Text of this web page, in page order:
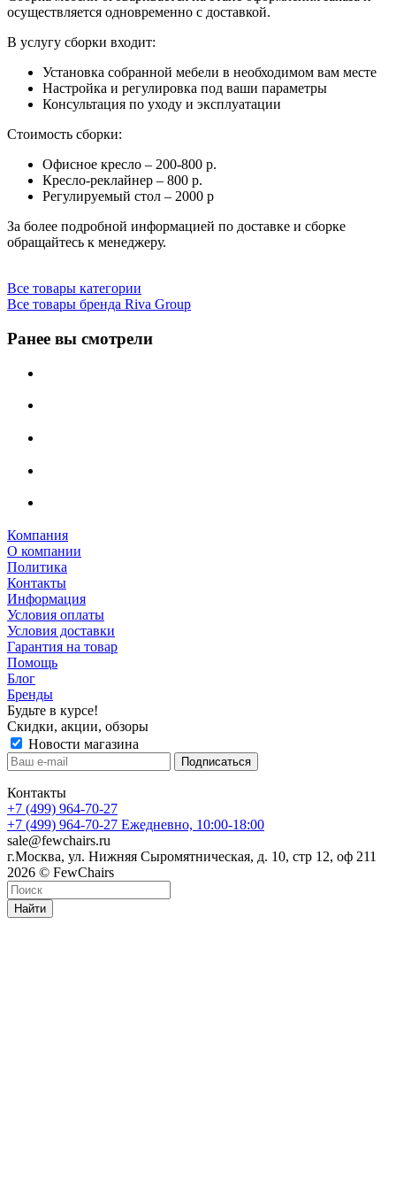
осуществляется одновременно с доставкой.
В услугу сборки входит:
Установка собранной мебели в необходимом вам месте
Настройка и регулировка под ваши параметры
Консультация по уходу и эксплуатации
Стоимость сборки:
Офисное кресло – 200-800 р.
Кресло-реклайнер – 800 р.
Регулируемый стол – 2000 р
За более подробной информацией по доставке и сборке
обращайтесь к менеджеру.
Все товары категории
Все товары бренда Riva Group
Ранее вы смотрели
Компания
О компании
Политика
Контакты
Информация
Условия оплаты
Условия доставки
Гарантия на товар
Помощь
Блог
Бренды
Будьте в курсе!
Скидки, акции, обзоры
Новости магазина
Контакты
+7 (499) 964-70-27
+7 (499) 964-70-27 Ежедневно, 10:00-18:00
sale@fewchairs.ru
г.Москва, ул. Нижняя Сыромятническая, д. 10, стр 12, оф 211
2026 © FewChairs
Найти